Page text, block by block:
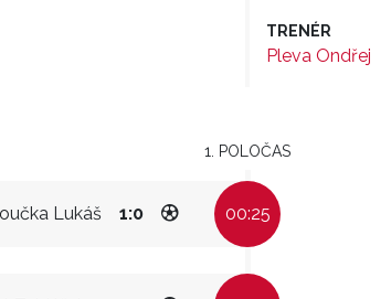
TRENÉR
Pleva Ondřej
1. POLOČAS
Lukáš 1:0 00:25